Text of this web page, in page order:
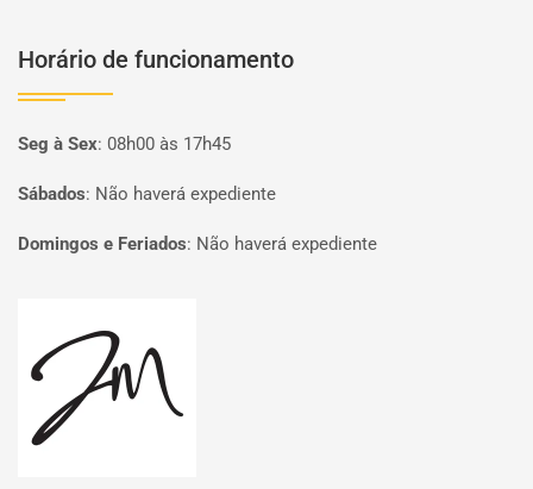
Horário de funcionamento
Seg à Sex: 08h00 às 17h45
Sábados: Não haverá expediente
Domingos e Feriados: Não haverá expediente